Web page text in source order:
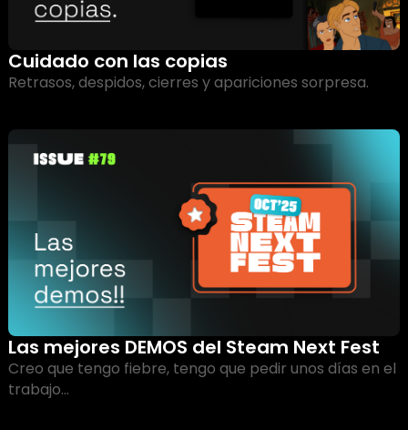
Cuidado con las copias
Retrasos, despidos, cierres y apariciones sorpresa.
Creo que tengo fiebre, tengo que pedir unos días en el
trabajo...